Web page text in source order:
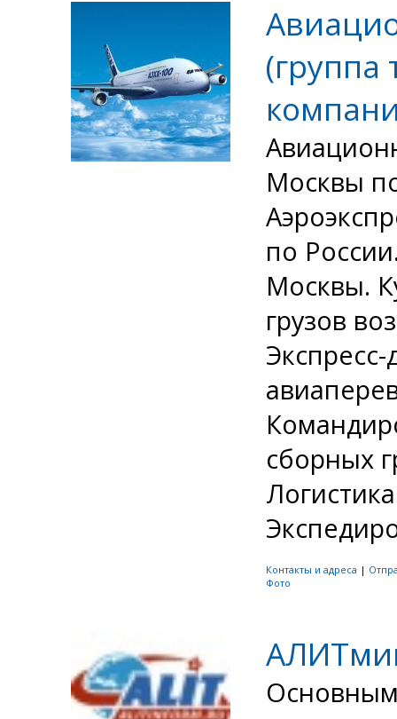
(группа
Москвы
по
Москвы.
грузов
сборных
Контакты и адреса |
Фото